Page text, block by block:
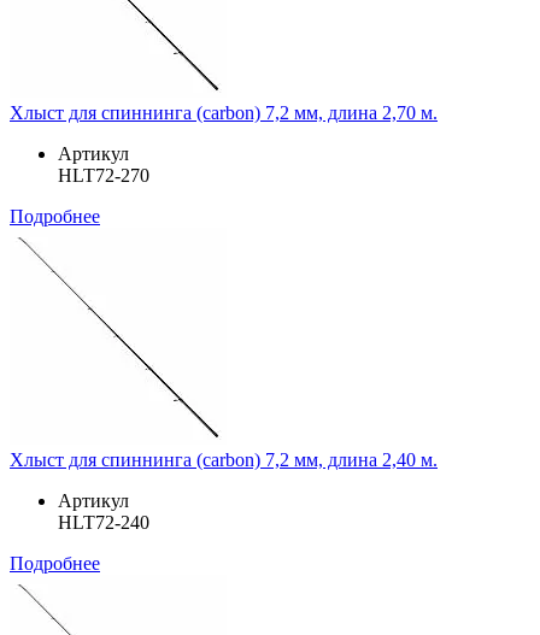
Хлыст для спиннинга (carbon) 7,2 мм, длина 2,70 м.
Артикул
HLT72-270
Подробнее
Хлыст для спиннинга (carbon) 7,2 мм, длина 2,40 м.
Артикул
HLT72-240
Подробнее